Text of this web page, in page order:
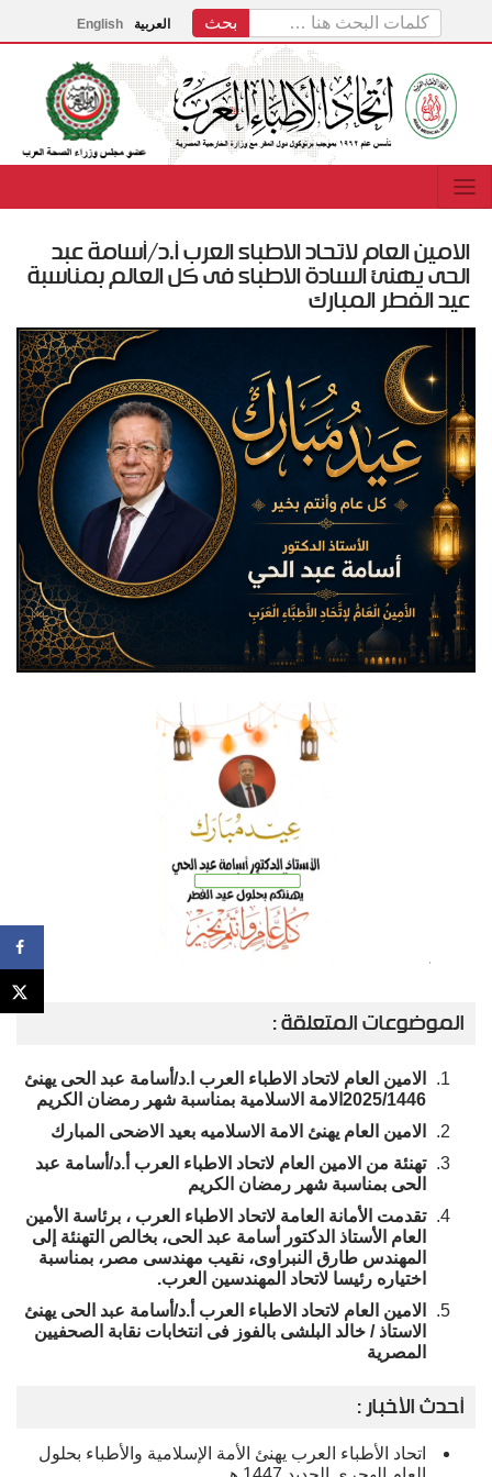
العربية English
الامين العام لاتحاد الاطباء العرب أ.د/أسامة عبد
الحى يهنئ السادة الاطباء فى كل العالم بمناسبة
عيد الفطر المبارك
الموضوعات المتعلقة :
الامين العام لاتحاد الاطباء العرب ا.د/أسامة عبد الحى يهنئ
2025/1446الامة الاسلامية بمناسبة شهر رمضان الكريم
الامين العام يهنئ الامة الاسلاميه بعيد الاضحى المبارك
تهنئة من الامين العام لاتحاد الاطباء العرب أ.د/أسامة عبد
الحى بمناسبة شهر رمضان الكريم
تقدمت الأمانة العامة لاتحاد الاطباء العرب ، برئاسة الأمين
العام الأستاذ الدكتور أسامة عبد الحى، بخالص التهنئة إلى
المهندس طارق النبراوى، نقيب مهندسى مصر، بمناسبة
اختياره رئيسا لاتحاد المهندسين العرب.
الامين العام لاتحاد الاطباء العرب أ.د/أسامة عبد الحى يهنئ
الاستاذ / خالد البلشى بالفوز فى انتخابات نقابة الصحفيين
المصرية
أحدث الأخبار :
اتحاد الأطباء العرب يهنئ الأمة الإسلامية والأطباء بحلول